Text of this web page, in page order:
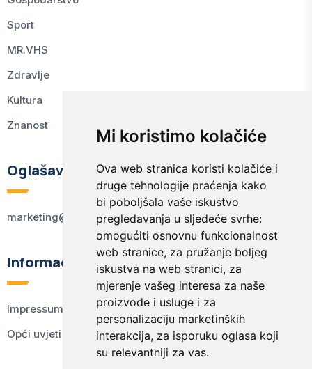
Mi koristimo kolačiće
Ova web stranica koristi kolačiće i
druge tehnologije praćenja kako
bi poboljšala vaše iskustvo
pregledavanja u sljedeće svrhe:
omogućiti osnovnu funkcionalnost
web stranice, za pružanje boljeg
iskustva na web stranici, za
mjerenje vašeg interesa za naše
proizvode i usluge i za
personalizaciju marketinških
interakcija, za isporuku oglasa koji
su relevantniji za vas.
Sport
MR.VHS
Zdravlje
Kultura
Znanost
Oglašavanje
marketing@kodex.hr
Informacije
Impressum
Opći uvjeti korištenja